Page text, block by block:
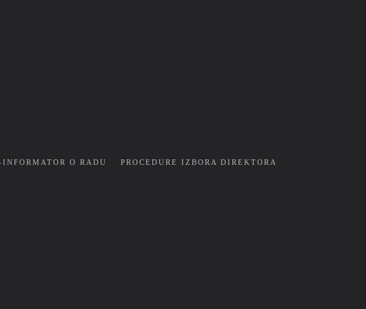
INFORMATOR O RADU PROCEDURE IZBORA DIREKTORA